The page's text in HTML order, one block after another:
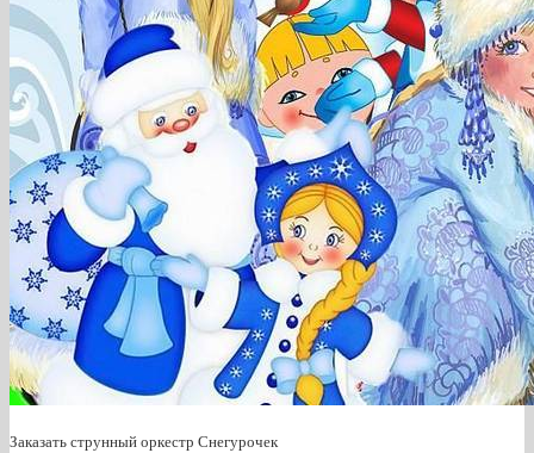
Заказать струнный оркестр Снегурочек